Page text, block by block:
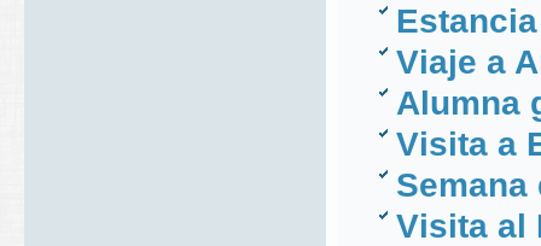
Viaje a
Alumna
Visita a
Visita al